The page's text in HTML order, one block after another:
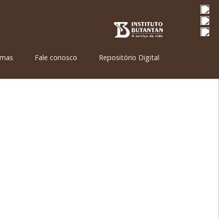
Fale conosco Repositório Digital